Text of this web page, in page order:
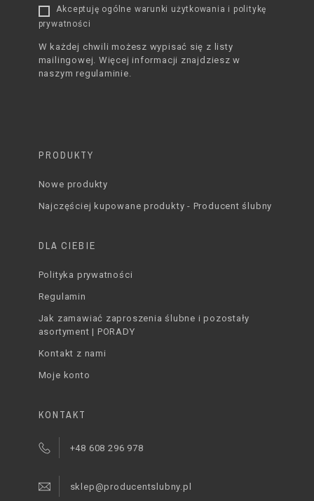
Akceptuję ogólne warunki użytkowania i politykę
prywatności
W każdej chwili możesz wypisać się z listy
mailingowej. Więcej informacji znajdziesz w
naszym regulaminie.
PRODUKTY
Nowe produkty
Najczęściej kupowane produkty - Producent ślubny
DLA CIEBIE
Polityka prywatności
Regulamin
Jak zamawiać zaproszenia ślubne i pozostały
asortyment | PORADY
Kontakt z nami
Moje konto
KONTAKT
+48 608 296 978
sklep@producentslubny.pl